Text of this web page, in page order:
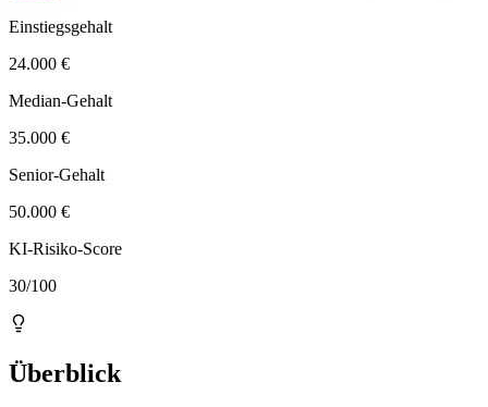
Einstiegsgehalt
24.000 €
Median-Gehalt
35.000 €
Senior-Gehalt
50.000 €
KI-Risiko-Score
30/100
Überblick